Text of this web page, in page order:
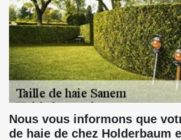
Nous vous informons que
de haie de chez Holderbaum